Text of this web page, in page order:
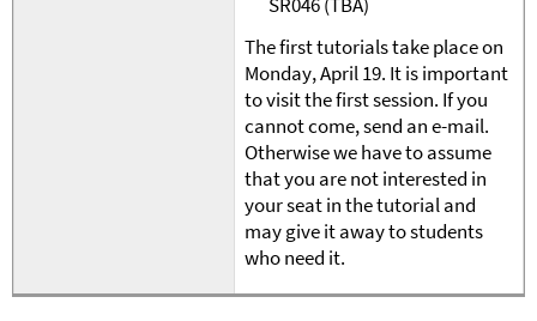
The first tutorials take place on
Monday, April19. It is important
to visit the first session. If you
cannot come, send an e-mail.
Otherwise we have to assume
that you are not interested in
your seat in the tutorial and
may give it away to students
who need it.